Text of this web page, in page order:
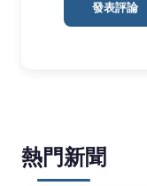
發表評論
熱門新聞